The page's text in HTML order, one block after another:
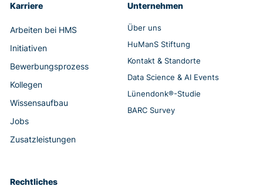
Karriere
Arbeiten bei HMS
Initiativen
Bewerbungsprozess
Kollegen
Wissensaufbau
Jobs
Zusatzleistungen
Unternehmen
Über uns
HuManS Stiftung
Kontakt & Standorte
Data Science & AI Events
Lünendonk®-Studie
BARC Survey
Rechtliches